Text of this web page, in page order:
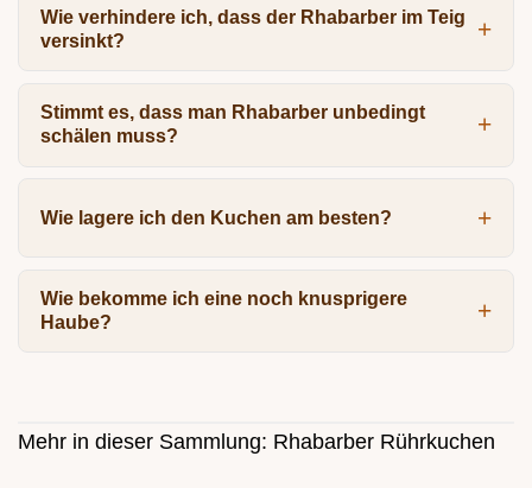
Wie verhindere ich, dass der Rhabarber im Teig
versinkt?
Stimmt es, dass man Rhabarber unbedingt
schälen muss?
Wie lagere ich den Kuchen am besten?
Wie bekomme ich eine noch knusprigere
Haube?
Mehr in dieser Sammlung: Rhabarber Rührkuchen